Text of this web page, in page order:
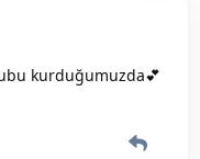
kurduğumuzda💕